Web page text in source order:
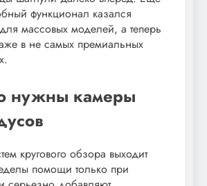
функционал казался
массовых моделей, а теперь
в не самых премиальных
нужны камеры
кругового обзора выходит
помощи только при